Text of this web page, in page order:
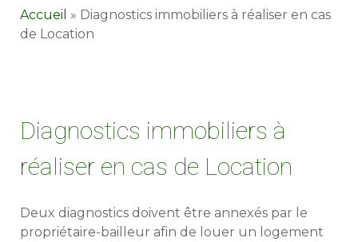
Accueil » Diagnostics immobiliers à réaliser en cas
de Location
Diagnostics immobiliers à
réaliser en cas de Location
Deux diagnostics doivent être annexés par le
propriétaire-bailleur afin de louer un logement